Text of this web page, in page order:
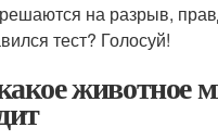
на разрыв,
тест? Голосуй!
животное